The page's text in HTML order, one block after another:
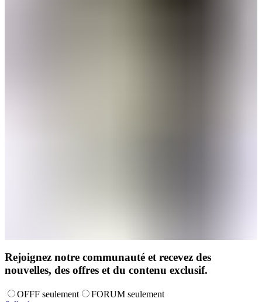
Rejoignez notre communauté et recevez des
nouvelles, des offres et du contenu exclusif.
OFFF seulement
FORUM seulement